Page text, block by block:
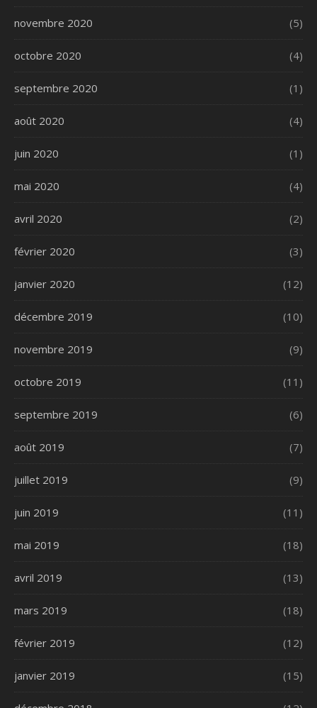
novembre 2020 (5)
octobre 2020 (4)
septembre 2020 (1)
août 2020 (4)
juin 2020 (1)
mai 2020 (4)
avril 2020 (2)
février 2020 (3)
janvier 2020 (12)
décembre 2019 (10)
novembre 2019 (9)
octobre 2019 (11)
septembre 2019 (6)
août 2019 (7)
juillet 2019 (9)
juin 2019 (11)
mai 2019 (18)
avril 2019 (13)
mars 2019 (18)
février 2019 (12)
janvier 2019 (15)